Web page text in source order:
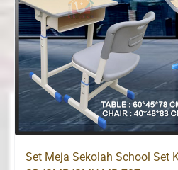
Set Meja Sekolah School Set